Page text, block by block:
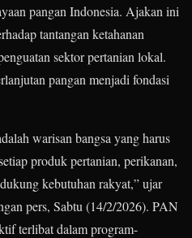
pangan Indonesia. Ajakan ini
tantangan ketahanan
sektor pertanian lokal.
pangan menjadi fondasi
warisan bangsa yang harus
produk pertanian, perikanan,
kebutuhan rakyat,” ujar
pers, Sabtu (14/2/2026). PAN
terlibat dalam program-